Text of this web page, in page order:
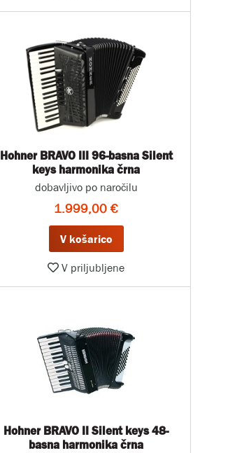
Hohner BRAVO III 96-basna Silent
keys harmonika črna
dobavljivo po naročilu
1.999,00 €
V košarico
V priljubljene
Hohner BRAVO II Silent keys 48-
basna harmonika črna